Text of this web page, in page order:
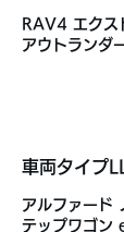
RAV4 エクス
アウトランダ
車両タイプLL
アルファード
テップワゴン